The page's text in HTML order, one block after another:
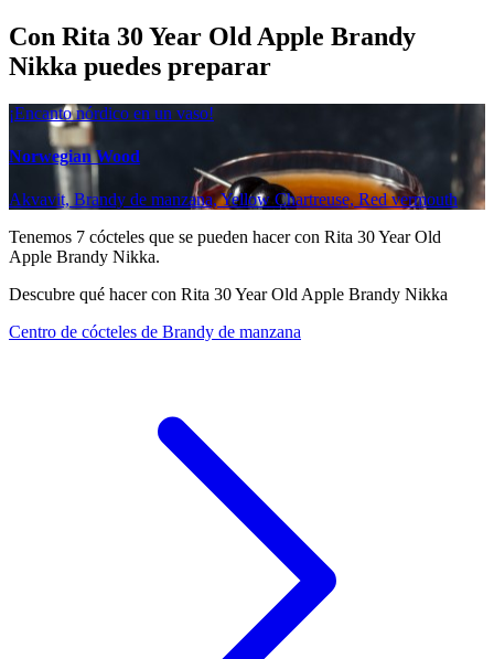
Con Rita 30 Year Old Apple Brandy
Nikka puedes preparar
¡Encanto nórdico en un vaso!
Norwegian Wood
Akvavit, Brandy de manzana, Yellow Chartreuse, Red vermouth
Tenemos 7 cócteles que se pueden hacer con Rita 30 Year Old
Apple Brandy Nikka.
Descubre qué hacer con Rita 30 Year Old Apple Brandy Nikka
Centro de cócteles de Brandy de manzana